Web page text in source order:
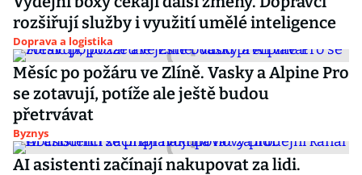
rozšiřují služby i využití umělé inteligence
Doprava a logistika
Měsíc po požáru ve Zlíně. Vasky a Alpine Pro
se zotavují, potíže ale ještě budou
přetrvávat
Byznys
AI asistenti začínají nakupovat za lidi.